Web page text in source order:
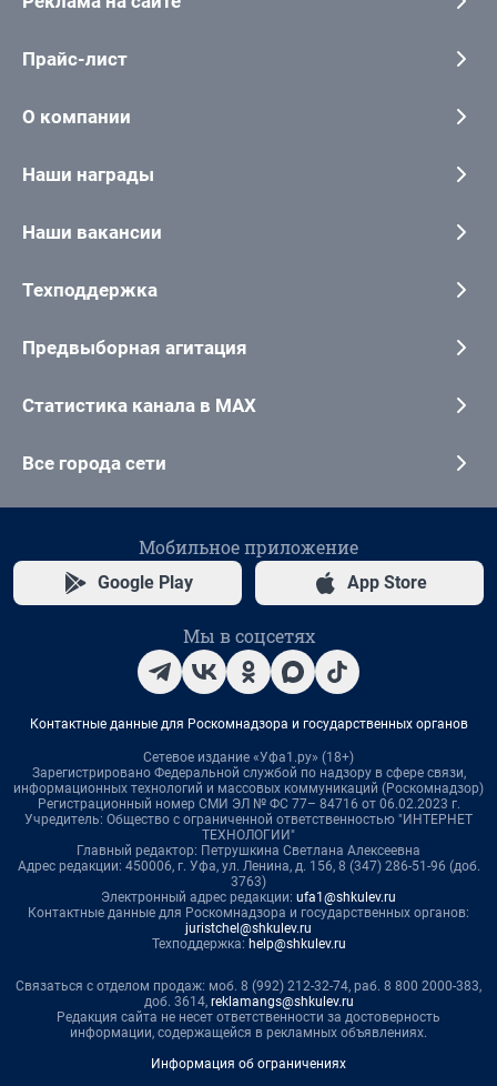
Прайс-лист
О компании
Наши награды
Наши вакансии
Техподдержка
Предвыборная агитация
Статистика канала в MAX
Все города сети
Мобильное приложение
Google Play App Store
Мы в соцсетях
Контактные данные для Роскомнадзора и государственных органов
Сетевое издание «Уфа1.ру» (18+)
Зарегистрировано Федеральной службой по надзору в сфере связи,
информационных технологий и массовых коммуникаций (Роскомнадзор)
Регистрационный номер СМИ ЭЛ № ФС 77– 84716 от 06.02.2023 г.
Учредитель: Общество с ограниченной ответственностью "ИНТЕРНЕТ
ТЕХНОЛОГИИ"
Главный редактор: Петрушкина Светлана Алексеевна
Адрес редакции: 450006, г. Уфа, ул. Ленина, д. 156, 8 (347) 286-51-96 (доб.
3763)
Электронный адрес редакции: ufa1@shkulev.ru
Контактные данные для Роскомнадзора и государственных органов:
juristchel@shkulev.ru
Техподдержка: help@shkulev.ru
Связаться с отделом продаж: моб. 8 (992) 212-32-74, раб. 8 800 2000-383,
доб. 3614, reklamangs@shkulev.ru
Редакция сайта не несет ответственности за достоверность
информации, содержащейся в рекламных объявлениях.
Информация об ограничениях